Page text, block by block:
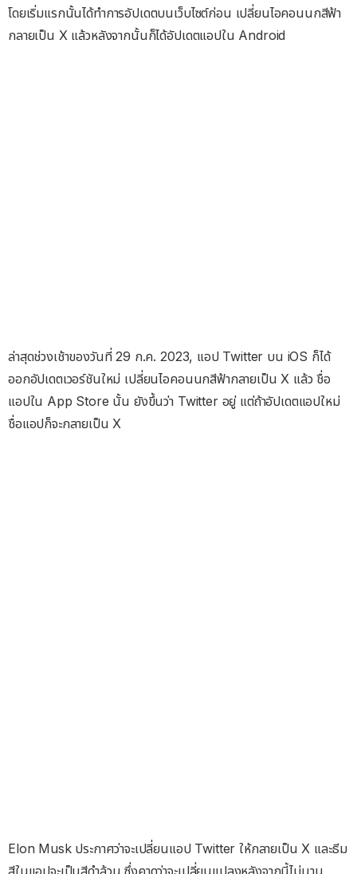
โดยเริ่มแรกนั้นได้ทำการอัปเดตบนเว็บไซต์ก่อน เปลี่ยนไอคอนนกสีฟ้า
กลายเป็น X แล้วหลังจากนั้นก็ได้อัปเดตแอปใน Android
ล่าสุดช่วงเช้าของวันที่ 29 ก.ค. 2023, แอป Twitter บน iOS ก็ได้
ออกอัปเดตเวอร์ชันใหม่ เปลี่ยนไอคอนนกสีฟ้ากลายเป็น X แล้ว ชื่อ
แอปใน App Store นั้น ยังขึ้นว่า Twitter อยู่ แต่ถ้าอัปเดตแอปใหม่
ชื่อแอปก็จะกลายเป็น X
Elon Musk ประกาศว่าจะเปลี่ยนแอป Twitter ให้กลายเป็น X และธีม